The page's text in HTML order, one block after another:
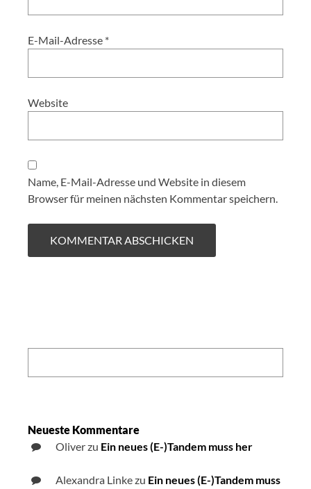
E-Mail-Adresse *
Website
Name, E-Mail-Adresse und Website in diesem
Browser für meinen nächsten Kommentar speichern.
Neueste Kommentare
Oliverzu Ein neues (E-)Tandem muss her
Alexandra Linkezu Ein neues (E-)Tandem muss